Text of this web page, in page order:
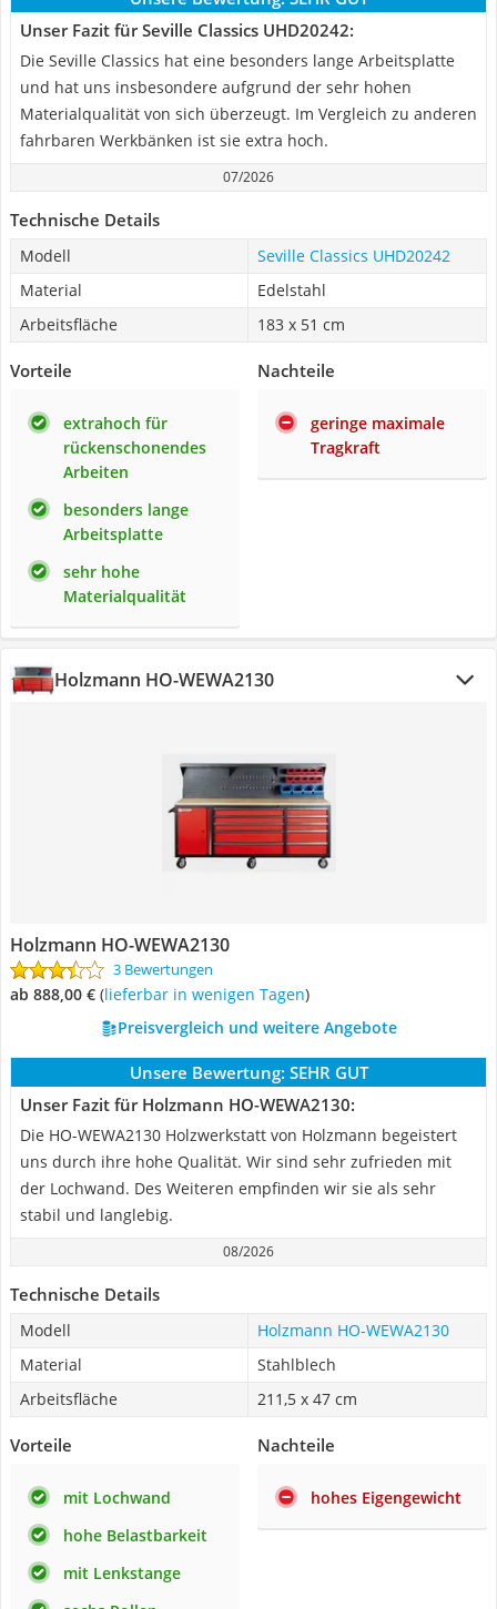
Unser Fazit für Seville Classics UHD20242:
Die Seville Classics hat eine besonders lange Arbeitsplatte
und hat uns insbesondere aufgrund der sehr hohen
Materialqualität von sich überzeugt. Im Vergleich zu anderen
fahrbaren Werkbänken ist sie extra hoch.
07/2026
Technische Details
Modell
Seville Classics UHD20242
Material
Edelstahl
Arbeitsfläche
183 x 51 cm
Vorteile
extrahoch für
rückenschonendes
Arbeiten
besonders lange
Arbeitsplatte
sehr hohe
Materialqualität
Nachteile
geringe maximale
Tragkraft
Holzmann ‎HO-WEWA2130
Holzmann ‎HO-WEWA2130
3 Bewertungen
ab 888,00 € ( Lieferbar in wenigen Tagen)
Preisvergleich und weitere Angebote
Unsere Bewertung: SEHR GUT
Unser Fazit für Holzmann ‎HO-WEWA2130:
Die HO-WEWA2130 Holzwerkstatt von Holzmann begeistert
uns durch ihre hohe Qualität. Wir sind sehr zufrieden mit
der Lochwand. Des Weiteren empfinden wir sie als sehr
stabil und langlebig.
08/2026
Technische Details
Modell
Holzmann ‎HO-WEWA2130
Material
Stahlblech
Arbeitsfläche
211,5 x 47 cm
Vorteile
mit Lochwand
hohe Belastbarkeit
mit Lenkstange
Nachteile
hohes Eigengewicht